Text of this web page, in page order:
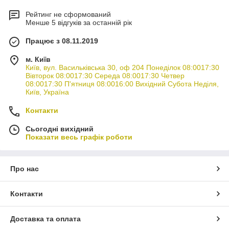
Рейтинг не сформований
Менше 5 відгуків за останній рік
Працює з 08.11.2019
м. Київ
Київ, вул. Васильківська 30, оф 204 Понеділок 08:0017:30
Вівторок 08:0017:30 Середа 08:0017:30 Четвер
08:0017:30 П'ятниця 08:0016:00 Вихідний Субота Неділя,
Київ, Україна
Контакти
Сьогодні вихідний
Показати весь графік роботи
Про нас
Контакти
Доставка та оплата